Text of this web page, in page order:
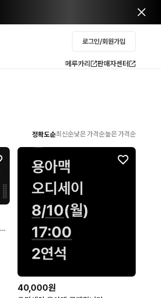
로그인/회원가입
메루카리 판매자센터
정확도순최신순낮은 가격순높은 가격순
용아맥 k열 중블 두자리) 오디세이 14일 (금) 18:00 용산 아이맥스
40,000원